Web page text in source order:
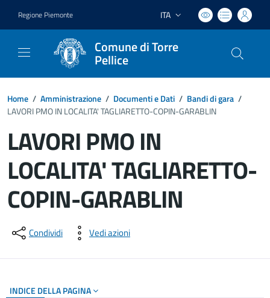
Regione Piemonte Lingua attiva:
ITA
Comune di Torre
Pellice
Home / Amministrazione / Documenti e Dati / Bandi di gara /
LAVORI PMO IN LOCALITA' TAGLIARETTO-COPIN-GARABLIN
LAVORI PMO IN
LOCALITA' TAGLIARETTO-
COPIN-GARABLIN
Dettagli del documento
Condividi Vedi azioni
INDICE DELLA PAGINA